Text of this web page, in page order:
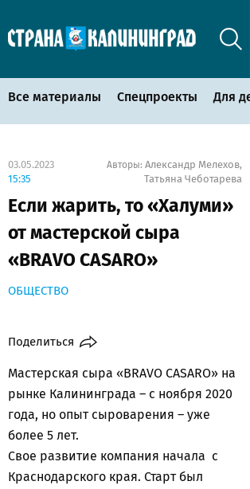
Все материалы Спецпроекты Для
03.05.2023
15:35
Авторы: Александр Мелехов,
Татьяна Чеботарева
Если жарить, то «Халуми»
от мастерской сыра
«BRAVO CASARO»
ОБЩЕСТВО
Поделиться
Мастерская сыра «BRAVO CASARO» на
рынке Калининграда – с ноября 2020
года, но опыт сыроварения – уже
более 5 лет.
Свое развитие компания начала с
Краснодарского края. Старт был